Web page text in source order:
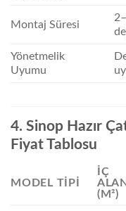
Montaj Süresi
Yönetmelik
Uyumu
4. Sinop Hazır
Fiyat Tablosu
MODEL TIPI
İÇ
ALAN
(M²)